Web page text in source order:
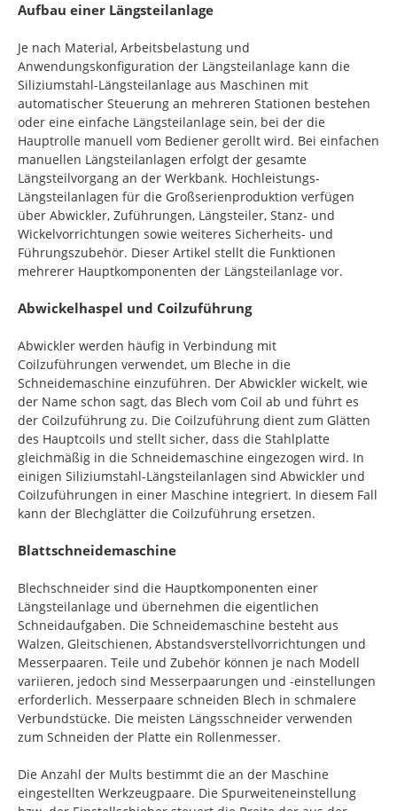
Aufbau einer Längsteilanlage
Je nach Material, Arbeitsbelastung und
Anwendungskonfiguration der Längsteilanlage kann die
Siliziumstahl-Längsteilanlage aus Maschinen mit
automatischer Steuerung an mehreren Stationen bestehen
oder eine einfache Längsteilanlage sein, bei der die
Hauptrolle manuell vom Bediener gerollt wird. Bei einfachen
manuellen Längsteilanlagen erfolgt der gesamte
Längsteilvorgang an der Werkbank. Hochleistungs-
Längsteilanlagen für die Großserienproduktion verfügen
über Abwickler, Zuführungen, Längsteiler, Stanz- und
Wickelvorrichtungen sowie weiteres Sicherheits- und
Führungszubehör. Dieser Artikel stellt die Funktionen
mehrerer Hauptkomponenten der Längsteilanlage vor.
Abwickelhaspel und Coilzuführung
Abwickler werden häufig in Verbindung mit
Coilzuführungen verwendet, um Bleche in die
Schneidemaschine einzuführen. Der Abwickler wickelt, wie
der Name schon sagt, das Blech vom Coil ab und führt es
der Coilzuführung zu. Die Coilzuführung dient zum Glätten
des Hauptcoils und stellt sicher, dass die Stahlplatte
gleichmäßig in die Schneidemaschine eingezogen wird. In
einigen Siliziumstahl-Längsteilanlagen sind Abwickler und
Coilzuführungen in einer Maschine integriert. In diesem Fall
kann der Blechglätter die Coilzuführung ersetzen.
Blattschneidemaschine
Blechschneider sind die Hauptkomponenten einer
Längsteilanlage und übernehmen die eigentlichen
Schneidaufgaben. Die Schneidemaschine besteht aus
Walzen, Gleitschienen, Abstandsverstellvorrichtungen und
Messerpaaren. Teile und Zubehör können je nach Modell
variieren, jedoch sind Messerpaarungen und -einstellungen
erforderlich. Messerpaare schneiden Blech in schmalere
Verbundstücke. Die meisten Längsschneider verwenden
zum Schneiden der Platte ein Rollenmesser.
Die Anzahl der Mults bestimmt die an der Maschine
eingestellten Werkzeugpaare. Die Spurweiteneinstellung